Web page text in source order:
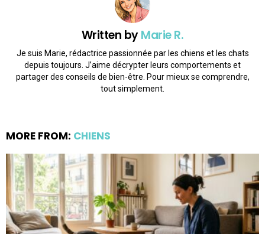
Written byMarie R.
Je suis Marie, rédactrice passionnée par les chiens et les chats
depuis toujours. J’aime décrypter leurs comportements et
partager des conseils de bien-être. Pour mieux se comprendre,
tout simplement.
MORE FROM: CHIENS